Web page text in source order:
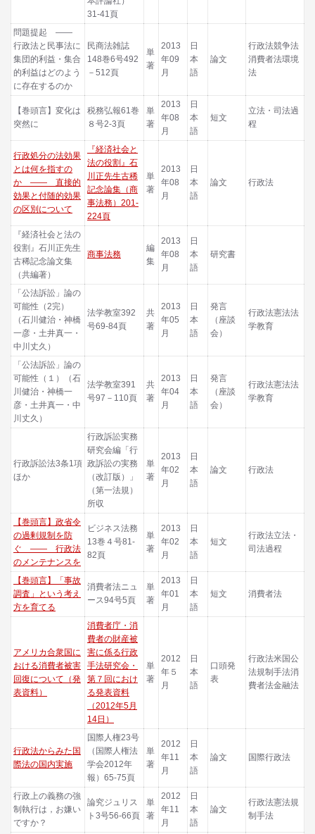
31-41頁
問題提起 ――
行政法と民事法に
集団的利益・集合
的利益はどのよう
に存在するのか
民商法雑誌
148巻6号492
－512頁
単
著
2013
年09
月
日
本
語
論文
行政法競争法
消費者法環境
法
【巻頭言】変化は
突然に
税務弘報61巻
８号2-3頁
単
著
2013
年08
月
日
本
語
短文
立法・司法過
程
行政処分の法効果
とは何を指すの
か ―― 直接的
効果と付随的効果
の区別について
『経済社会と
法の役割』石
川正先生古稀
記念論集（商
事法務）201-
224頁
単
著
2013
年08
月
日
本
語
論文 行政法
『経済社会と法の
役割』石川正先生
古稀記念論文集
（共編著）
商事法務
編
集
2013
年08
月
日
本
語
研究書
「公法訴訟」論の
可能性（2完）
（石川健治・神橋
一彦・土井真一・
中川丈久）
法学教室392
号69-84頁
共
著
2013
年05
月
日
本
語
発言
（座談
会）
行政法憲法法
学教育
「公法訴訟」論の
可能性（１）（石
川健治・神橋一
彦・土井真一・中
川丈久）
法学教室391
号97－110頁
共
著
2013
年04
月
日
本
語
発言
（座談
会）
行政法憲法法
学教育
行政訴訟法3条1項
ほか
行政訴訟実務
研究会編「行
政訴訟の実務
（改訂版）」
（第一法規）
所収
単
著
2013
年02
月
日
本
語
論文 行政法
【巻頭言】政省令
の過剰規制を防
ぐ ―― 行政法
のメンテナンスを
ビジネス法務
13巻４号81-
82頁
単
著
2013
年02
月
日
本
語
短文
行政法立法・
司法過程
【巻頭言】「事故
調査」という考え
方を育てる
消費者法ニュ
ース94号5頁
単
著
2013
年01
月
日
本
語
短文 消費者法
アメリカ合衆国に
おける消費者被害
回復について（発
表資料）
消費者庁・消
費者の財産被
害に係る行政
手法研究会・
第７回におけ
る発表資料
（2012年5月
14日）
単
著
2012
年５
月
日
本
語
口頭発
表
行政法米国公
法規制手法消
費者法金融法
行政法からみた国
際法の国内実施
国際人権23号
（国際人権法
学会2012年
報）65-75頁
単
著
2012
年11
月
日
本
語
論文 国際行政法
行政上の義務の強
制執行は，お嫌い
ですか？
論究ジュリス
ト3号56-66頁
単
著
2012
年11
月
日
本
語
論文
行政法憲法規
制手法